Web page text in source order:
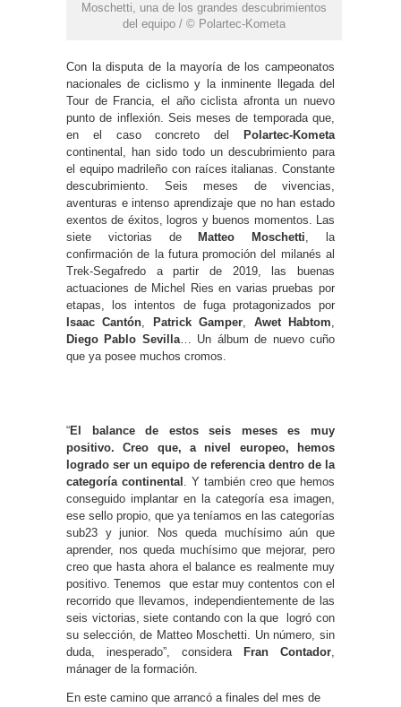
Moschetti, una de los grandes descubrimientos
del equipo / © Polartec-Kometa
Con la disputa de la mayoría de los campeonatos
nacionales de ciclismo y la inminente llegada del
Tour de Francia, el año ciclista afronta un nuevo
punto de inflexión. Seis meses de temporada que,
en el caso concreto del
Polartec-Kometa
continental, han sido todo un descubrimiento para
el equipo madrileño con raíces italianas. Constante
descubrimiento. Seis meses de vivencias,
aventuras e intenso aprendizaje que no han estado
exentos de éxitos, logros y buenos momentos. Las
siete victorias de
Matteo Moschetti, la
confirmación de la futura promoción del milanés al
Trek-Segafredo a partir de 2019, las buenas
actuaciones de Michel Ries en varias pruebas por
etapas, los intentos de fuga protagonizados por
Isaac Cantón, Patrick Gamper, Awet Habtom,
Diego Pablo Sevilla… Un álbum de nuevo cuño
que ya posee muchos cromos.
“El balance de estos seis meses es muy
positivo. Creo que, a nivel europeo, hemos
logrado ser un equipo de referencia dentro de la
categoría continental . Y también creo que hemos
conseguido implantar en la categoría esa imagen,
ese sello propio, que ya teníamos en las categorías
sub23 y junior. Nos queda muchísimo aún que
aprender, nos queda muchísimo que mejorar, pero
creo que hasta ahora el balance es realmente muy
positivo. Tenemos que estar muy contentos con el
recorrido que llevamos, independientemente de las
seis victorias, siete contando con la que logró con
su selección, de Matteo Moschetti. Un número, sin
duda, inesperado”, considera
Fran Contador,
mánager de la formación.
En este camino que arrancó a finales del mes de